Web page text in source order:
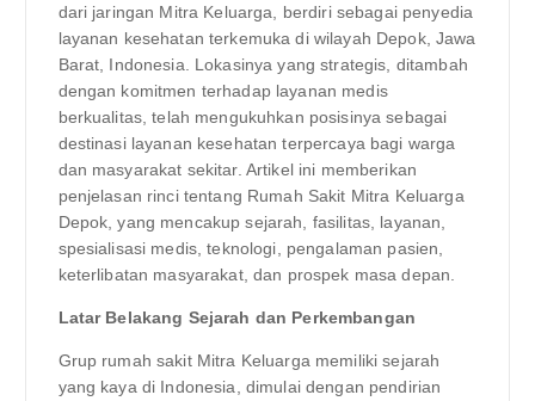
dari jaringan Mitra Keluarga, berdiri sebagai penyedia
layanan kesehatan terkemuka di wilayah Depok, Jawa
Barat, Indonesia. Lokasinya yang strategis, ditambah
dengan komitmen terhadap layanan medis
berkualitas, telah mengukuhkan posisinya sebagai
destinasi layanan kesehatan terpercaya bagi warga
dan masyarakat sekitar. Artikel ini memberikan
penjelasan rinci tentang Rumah Sakit Mitra Keluarga
Depok, yang mencakup sejarah, fasilitas, layanan,
spesialisasi medis, teknologi, pengalaman pasien,
keterlibatan masyarakat, dan prospek masa depan.
Latar Belakang Sejarah dan Perkembangan
Grup rumah sakit Mitra Keluarga memiliki sejarah
yang kaya di Indonesia, dimulai dengan pendirian